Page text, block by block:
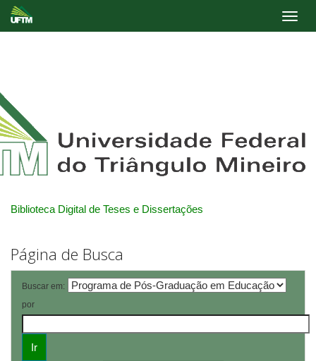
Biblioteca Digital de Teses e Dissertações
Página de Busca
Buscar em:
por